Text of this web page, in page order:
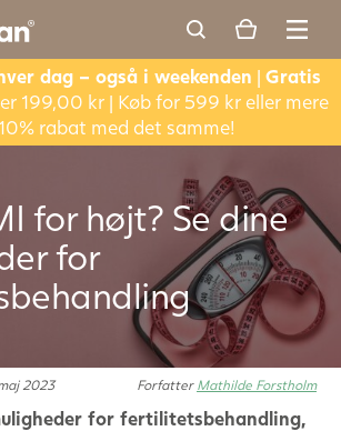
dag – også i weekenden | Gratis
199,00 kr | Køb for 599 kr eller mere
rabat med det samme!
for højt? Se dine
for
2023 Forfatter Mathilde Forstholm
for fertilitetsbehandling,